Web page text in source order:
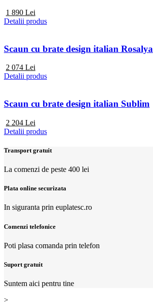
1 890 Lei
Detalii produs
Scaun cu brate design italian Rosalya
2 074 Lei
Detalii produs
Scaun cu brate design italian Sublim
2 204 Lei
Detalii produs
Transport gratuit
La comenzi de peste 400 lei
Plata online securizata
In siguranta prin euplatesc.ro
Comenzi telefonice
Poti plasa comanda prin telefon
Suport gratuit
Suntem aici pentru tine
>